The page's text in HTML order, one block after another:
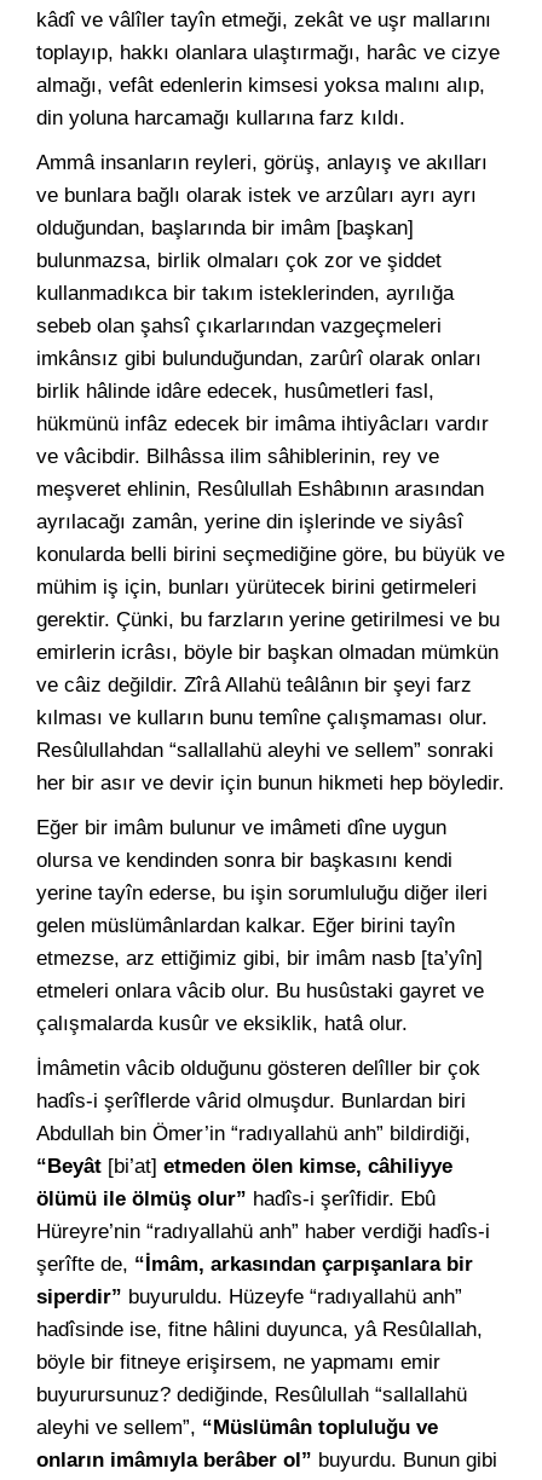
kâdî ve vâlîler tayîn etmeği, zekât ve uşr mallarını
toplayıp, hakkı olanlara ulaştırmağı, harâc ve cizye
almağı, vefât edenlerin kimsesi yoksa malını alıp,
din yoluna harcamağı kullarına farz kıldı.
Ammâ insanların reyleri, görüş, anlayış ve akılları
ve bunlara bağlı olarak istek ve arzûları ayrı ayrı
olduğundan, başlarında bir imâm [başkan]
bulunmazsa, birlik olmaları çok zor ve şiddet
kullanmadıkca bir takım isteklerinden, ayrılığa
sebeb olan şahsî çıkarlarından vazgeçmeleri
imkânsız gibi bulunduğundan, zarûrî olarak onları
birlik hâlinde idâre edecek, husûmetleri fasl,
hükmünü infâz edecek bir imâma ihtiyâcları vardır
ve vâcibdir. Bilhâssa ilim sâhiblerinin, rey ve
meşveret ehlinin, Resûlullah Eshâbının arasından
ayrılacağı zamân, yerine din işlerinde ve siyâsî
konularda belli birini seçmediğine göre, bu büyük ve
mühim iş için, bunları yürütecek birini getirmeleri
gerektir. Çünki, bu farzların yerine getirilmesi ve bu
emirlerin icrâsı, böyle bir başkan olmadan mümkün
ve câiz değildir. Zîrâ Allahü teâlânın bir şeyi farz
kılması ve kulların bunu temîne çalışmaması olur.
Resûlullahdan “sallallahü aleyhi ve sellem” sonraki
her bir asır ve devir için bunun hikmeti hep böyledir.
Eğer bir imâm bulunur ve imâmeti dîne uygun
olursa ve kendinden sonra bir başkasını kendi
yerine tayîn ederse, bu işin sorumluluğu diğer ileri
gelen müslümânlardan kalkar. Eğer birini tayîn
etmezse, arz ettiğimiz gibi, bir imâm nasb [ta’yîn]
etmeleri onlara vâcib olur. Bu husûstaki gayret ve
çalışmalarda kusûr ve eksiklik, hatâ olur.
İmâmetin vâcib olduğunu gösteren delîller bir çok
hadîs-i şerîflerde vârid olmuşdur. Bunlardan biri
Abdullah bin Ömer’in “radıyallahü anh” bildirdiği,
“Beyât [bi’at] etmeden ölen kimse, câhiliyye
ölümü ile ölmüş olur” hadîs-i şerîfidir. Ebû
Hüreyre’nin “radıyallahü anh” haber verdiği hadîs-i
şerîfte de, “İmâm, arkasından çarpışanlara bir
siperdir” buyuruldu. Hüzeyfe “radıyallahü anh”
hadîsinde ise, fitne hâlini duyunca, yâ Resûlallah,
böyle bir fitneye erişirsem, ne yapmamı emir
buyurursunuz? dediğinde, Resûlullah “sallallahü
aleyhi ve sellem”, “Müslümân topluluğu ve
onların imâmıyla berâber ol” buyurdu. Bunun gibi